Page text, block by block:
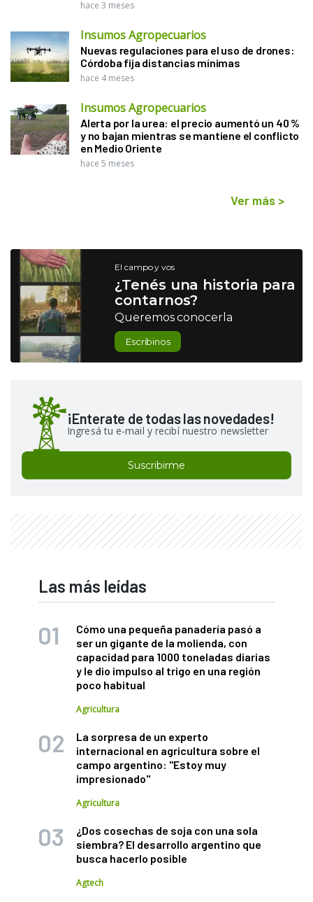
hace 3 meses
Insumos Agropecuarios
Nuevas regulaciones para el uso de drones:
Córdoba fija distancias mínimas
hace 4 meses
Insumos Agropecuarios
Alerta por la urea: el precio aumentó un 40 %
y no bajan mientras se mantiene el conflicto
en Medio Oriente
hace 5 meses
Ver más >
El campo y vos
¿Tenés una historia para
contarnos?
Queremos conocerla
Escribinos
¡Enterate de todas las novedades!
Ingresá tu e-mail y recibí nuestro newsletter
Suscribirme
Las más leídas
Cómo una pequeña panadería pasó a
ser un gigante de la molienda, con
capacidad para 1000 toneladas diarias
y le dio impulso al trigo en una región
poco habitual
Agricultura
La sorpresa de un experto
internacional en agricultura sobre el
campo argentino: "Estoy muy
impresionado"
Agricultura
¿Dos cosechas de soja con una sola
siembra? El desarrollo argentino que
busca hacerlo posible
Agtech